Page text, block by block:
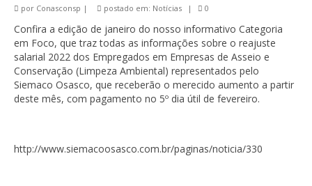
por Conasconsp | postado em: Notícias | 0
Confira a edição de janeiro do nosso informativo Categoria
em Foco, que traz todas as informações sobre o reajuste
salarial 2022 dos Empregados em Empresas de Asseio e
Conservação (Limpeza Ambiental) representados pelo
Siemaco Osasco, que receberão o merecido aumento a partir
deste mês, com pagamento no 5º dia útil de fevereiro.
http://www.siemacoosasco.com.br/paginas/noticia/330